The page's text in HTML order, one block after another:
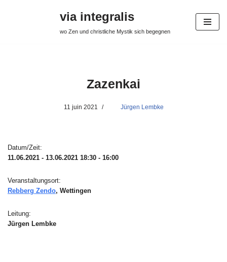
via integralis
wo Zen und christliche Mystik sich begegnen
Zazenkai
11 juin 2021 Jürgen Lembke
Datum/Zeit:
11.06.2021 - 13.06.2021 18:30 - 16:00
Veranstaltungsort:
Rebberg Zendo, Wettingen
Leitung:
Jürgen Lembke